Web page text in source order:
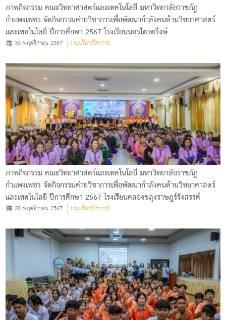
ภาพกิจกรรม คณะวิทยาศาสตร์และเทคโนโลยี มหาวิทยาลัยราชภัฏ
กำแพงเพชร จัดกิจกรรมค่ายวิชาการเพื่อพัฒนากำลังคนด้านวิทยาศาสตร์
และเทคโนโลยี ปีการศึกษา 2567 โรงเรียนนครไตรตรึงษ์
30 พฤศจิกายน 2567 งานบริการวิชาการ
ภาพกิจกรรม คณะวิทยาศาสตร์และเทคโนโลยี มหาวิทยาลัยราชภัฏ
กำแพงเพชร จัดกิจกรรมค่ายวิชาการเพื่อพัฒนากำลังคนด้านวิทยาศาสตร์
และเทคโนโลยี ปีการศึกษา 2567 โรงเรียนคลองขลุงราษฎร์รังสรรค์
28 พฤศจิกายน 2567 งานบริการวิชาการ